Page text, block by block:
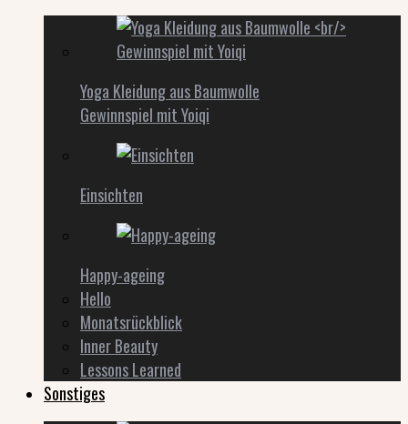
Yoga Kleidung aus Baumwolle
Gewinnspiel mit Yoiqi
Einsichten
Happy-ageing
Hello
Monatsrückblick
Inner Beauty
Lessons Learned
Sonstiges